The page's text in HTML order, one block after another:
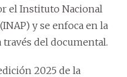
el Instituto Nacional
y se enfoca en la
del documental.
2025 de la